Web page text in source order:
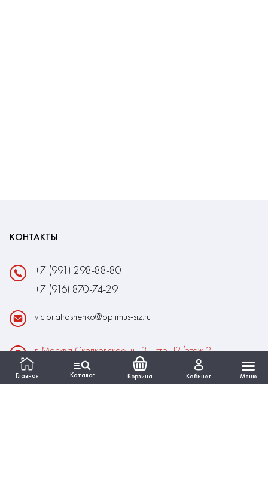
Главная Каталог Корзина Кабинет Меню
КОНТАКТЫ
+7 (991) 298-88-80
+7 (916) 870-74-29
victor.atroshenko@optimus-siz.ru
г. Москва Сколковское ш., 31, стр. 12 (этаж 2,
помещение 22)
Время работы: